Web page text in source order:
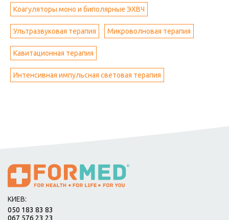
Коагуляторы моно и биполярные ЭХВЧ
Ультразвуковая терапия Микроволновая терапия
Кавитационная терапия
Интенсивная импульсная световая терапия
КИЕВ:
050 183 83 83
067 576 23 23